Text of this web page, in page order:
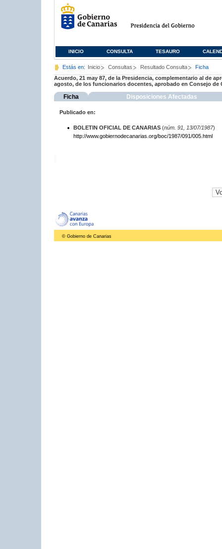
INICIO CONSULTA TESAURO
Estás en: Inicio Consultas Resultado Consulta
Ficha
Acuerdo, 21 may 87, de la Presidencia, complementario al de
agosto, de los funcionarios docentes, aprobado en Consejo de
Ficha Disposiciones Afectadas
Publicado en:
BOLETIN OFICIAL DE CANARIAS(núm. 91, 13/07/1987)
http://www.gobiernodecanarias.org/boc/1987/091/005.html
© Gobierno de Canarias